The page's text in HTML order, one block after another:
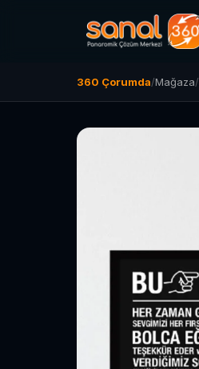
360 Çorumda/Mağaza/